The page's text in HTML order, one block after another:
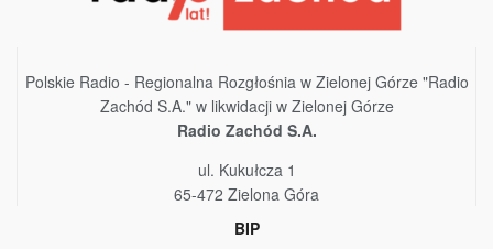
Polskie Radio - Regionalna Rozgłośnia w Zielonej Górze "Radio
Zachód S.A." w likwidacji w Zielonej Górze
Radio Zachód S.A.
ul. Kukułcza 1
65-472 Zielona Góra
BIP